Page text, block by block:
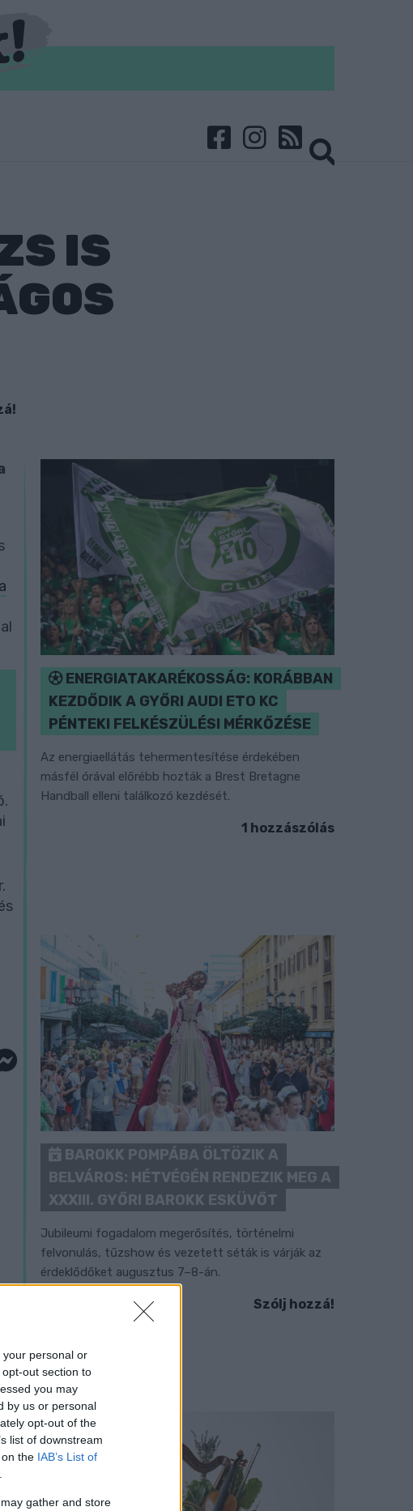
personal or
out section to
you may
by us or personal
opt-out of the
list of downstream
the IAB’s List of
gather and store
IS
ENERGIATAKARÉKOSSÁG: KORÁBBAN
KEZDŐDIK A GYŐRI AUDI ETO KC
PÉNTEKI FELKÉSZÜLÉSI MÉRKŐZÉSE
Az energiaellátás tehermentesítése érdekében
másfél órával előrébb hozták a Brest Bretagne
Handball elleni találkozó kezdését.
1 hozzászólás
BAROKK POMPÁBA ÖLTÖZIK A
BELVÁROS: HÉTVÉGÉN RENDEZIK MEG A
XXXIII. GYŐRI BAROKK ESKÜVŐT
Jubileumi fogadalom megerősítés, történelmi
felvonulás, tűzshow és vezetett séták is várják az
érdeklődőket augusztus 7–8-án.
Szólj hozzá!